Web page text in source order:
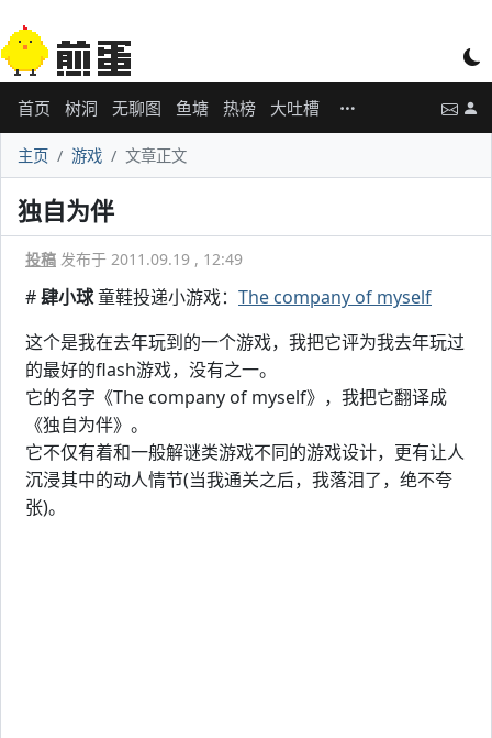
首页 树洞 无聊图 鱼塘 热榜 大吐槽
主页 游戏 文章正文
独自为伴
投稿 发布于 2011.09.19 , 12:49
#肆小球童鞋投递小游戏： The company of myself
这个是我在去年玩到的一个游戏，我把它评为我去年玩过
的最好的flash游戏，没有之一。
它的名字《The company of myself》，我把它翻译成
《独自为伴》。
它不仅有着和一般解谜类游戏不同的游戏设计，更有让人
沉浸其中的动人情节(当我通关之后，我落泪了，绝不夸
张)。